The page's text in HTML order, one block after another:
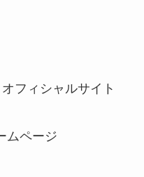
フィシャルサイト
ムページ